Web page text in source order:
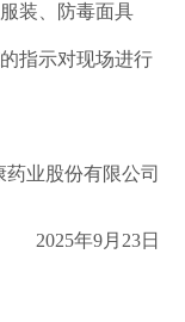
装、防毒面具
指示对现场进行
药业股份有限公司
2025年9月23日